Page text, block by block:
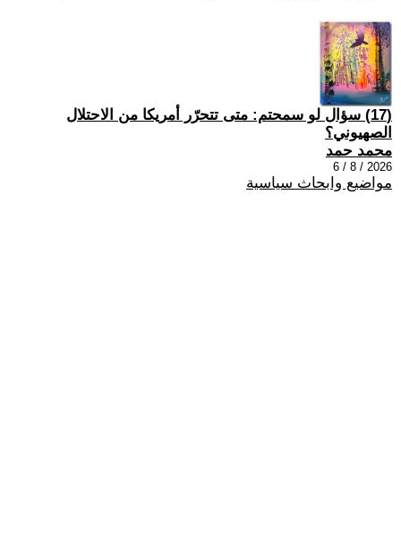
(17) سؤال لو سمحتم: متى تتحرّر أمريكا من الاحتلال
الصهيوني؟
محمد حمد
2026 / 8 / 6
مواضيع وابحاث سياسية